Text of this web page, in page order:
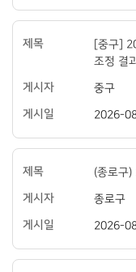
를
제
하
습
다.
한
정
표
[중구]
조정 결
중구
2026-
(종로구
종로구
2026-